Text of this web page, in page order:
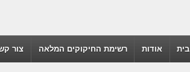
בית אודות רשימת החיקוקים המלאה צור